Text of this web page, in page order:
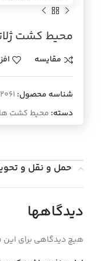
محيط كشت
مقایسه
شناسه محصول:
دسته: محیط کشت
حمل و نقل و
دیدگاهها
هیچ دیدگاهی برای